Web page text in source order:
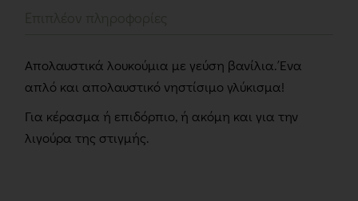
Απολαυστικά λουκούμια με γεύση βανίλια. Ένα
απλό και απολαυστικό νηστίσιμο γλύκισμα!
Για κέρασμα ή επιδόρπιο, ή ακόμη και για την
λιγούρα της στιγμής.